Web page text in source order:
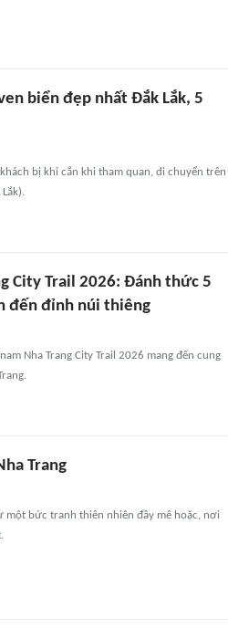
biển đẹp nhất Đắk Lắk, 5
bị khỉ cắn khi tham quan, di chuyển trên
City Trail 2026: Đánh thức 5
đến đỉnh núi thiêng
Nha Trang City Trail 2026 mang đến cung
Trang
một bức tranh thiên nhiên đầy mê hoặc, nơi